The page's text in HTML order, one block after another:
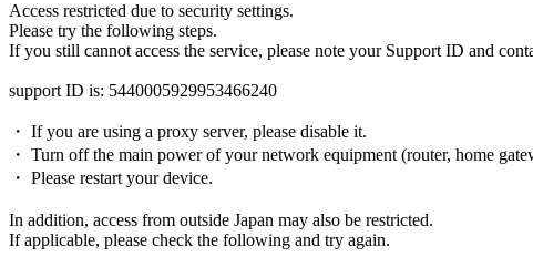
Access restricted due to security settings.
Please try the following steps.
If you still cannot access the service, please note your Support ID and
support ID is: 5440005929953466240
・ If you are using a proxy server, please disable it.
・ Turn off the main power of your network equipment (router, home
・ Please restart your device.
In addition, access from outside Japan may also be restricted.
If applicable, please check the following and try again.